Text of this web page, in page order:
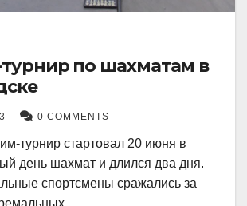
по шахматам в
0 COMMENTS
турнир стартовал 20 июня в
день шахмат и длился два дня.
спортсмены сражались за